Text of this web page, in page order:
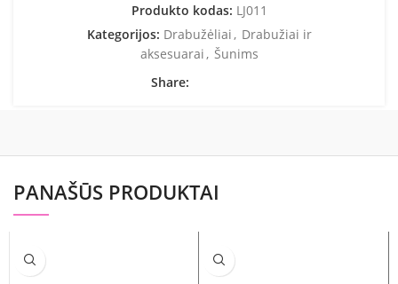
Produkto kodas: LJ011
Kategorijos: Drabužėliai , Drabužiai ir
aksesuarai , Šunims
Share:
PANAŠŪS PRODUKTAI